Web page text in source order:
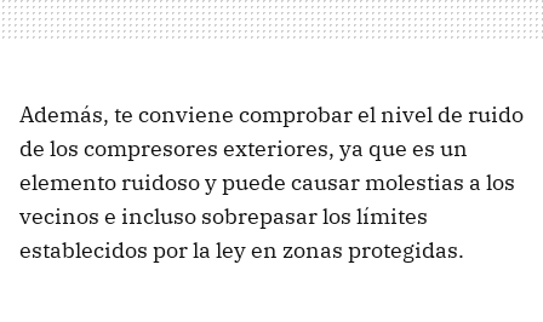
Además, te conviene comprobar el nivel de ruido
de los compresores exteriores, ya que es un
elemento ruidoso y puede causar molestias a los
vecinos e incluso sobrepasar los límites
establecidos por la ley en zonas protegidas.